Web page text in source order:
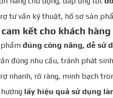
tư vấn kỹ thuật, hồ sơ sản
kết cho khách
đúng công năng, dễ sử
đúng nhu cầu, tránh phát
nhanh, rõ ràng, minh bạch
lấy hiệu quả sử dụng